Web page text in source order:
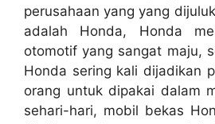
perusahaan yang yang
adalah Honda, Honda
otomotif yang sangat maju,
Honda sering kali dijadikan
orang untuk dipakai dalam
sehari-hari, mobil bekas